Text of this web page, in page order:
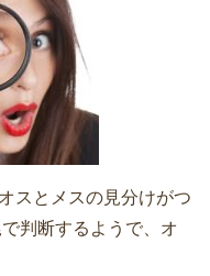
スとメスの見分けがつ
判断するようで、オ